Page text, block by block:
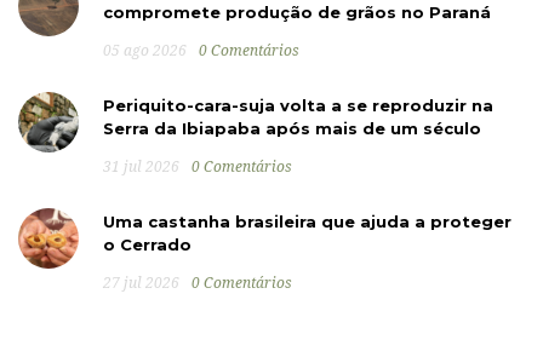
compromete produção de grãos no Paraná
05 ago 2026 0 Comentários
Periquito-cara-suja volta a se reproduzir na
Serra da Ibiapaba após mais de um século
31 jul 2026 0 Comentários
Uma castanha brasileira que ajuda a proteger
o Cerrado
27 jul 2026 0 Comentários